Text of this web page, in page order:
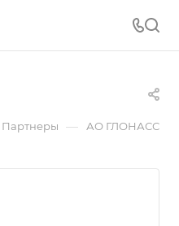
Партнеры — АО ГЛОНАСС